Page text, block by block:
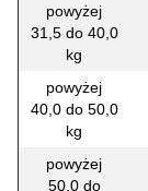
powyżej
31,5 do 40,0
kg
powyżej
40,0 do 50,0
kg
powyżej
50,0 do